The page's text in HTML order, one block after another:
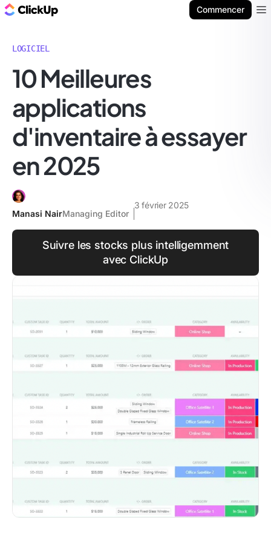
Commencer
LOGICIEL
10 Meilleures
applications
d'inventaire à essayer
en 2025
Manasi NairManaging Editor
3 février 2025
Suivre les stocks plus intelligemment
avec ClickUp